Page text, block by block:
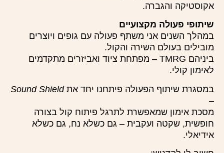
אקוסטיקה והגברה.
שיתופי פעולה מקצועיים
במהלך השנים אני משתף פעולה עם גופים ויוצרים
מובילים בעולם השירה והקול.
ביניהם TMRG – מפתחת ציוד ואביזרים מתקדמים
לאימון קולי.
במסגרת שיתוף הפעולה פיתחנו יחד אתSound Shield
–
מסכת אימון שמאפשרת לתרגל פיתוח קול בצורה
חופשית, שקטה ועקבית – גם כשלא נח, גם כשלא
אידיאלי.